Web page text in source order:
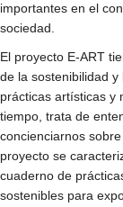
importantes en el
sociedad.
El proyecto E-ART
de la sostenibilidad
prácticas artísticas y
tiempo, trata de
concienciarnos
proyecto se
cuaderno de
sostenibles para